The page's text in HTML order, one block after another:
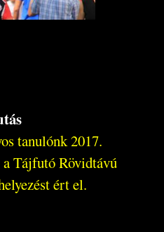
tanulónk 2017.
a Tájfutó Rövidtávú
ért el.